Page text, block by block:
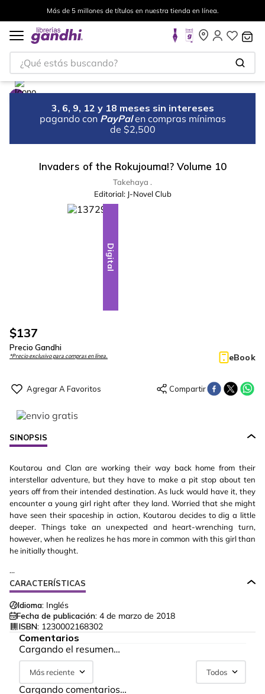
Más de 5 millones de títulos en nuestra tienda en línea.
¿Qué estás buscando?
3, 6, 9, 12 y 18 meses sin intereses
pagando con PayPal en compras mínimas
de $2,500
Invaders of the Rokujouma!? Volume 10
Takehaya .
Editorial: J-Novel Club
Digital
$137
Precio Gandhi
*Precio exclusivo para compras en línea. eBook
SINOPSIS
Koutarou and Clan are working their way back home from their
interstellar adventure, but they have to make a pit stop about ten
years off from their intended destination. As luck would have it, they
encounter a young girl right after they land. Worried that she might
have seen their spaceship in action, Koutarou decides to dig a little
deeper. Things take an unexpected and heart-wrenching turn,
however, when he realizes he has more in common with this girl than
he initially thought.
...
CARACTERÍSTICAS
Idioma: Inglés
Fecha de publicación: 4 de marzo de 2018
ISBN: 1230002168302
Comentarios
Cargando el resumen…
Más reciente Todos
Cargando comentarios…